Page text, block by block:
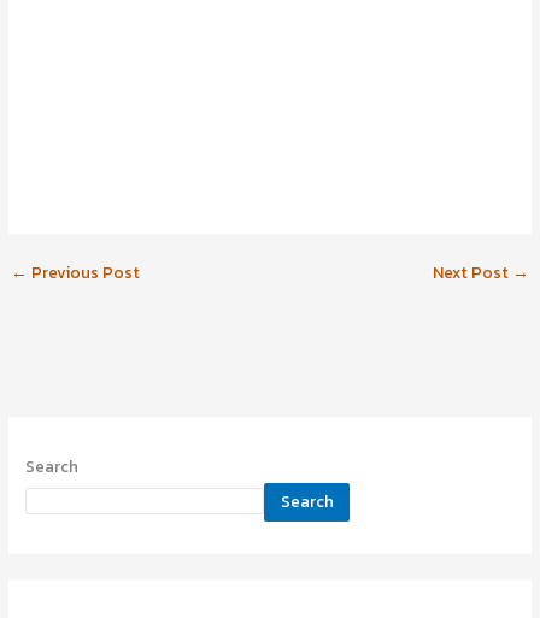
← Previous Post Next Post →
Search
Search